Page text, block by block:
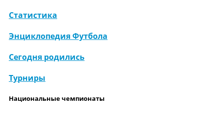
Статистика
Энциклопедия Футбола
Сегодня родились
Турниры
Национальные чемпионаты